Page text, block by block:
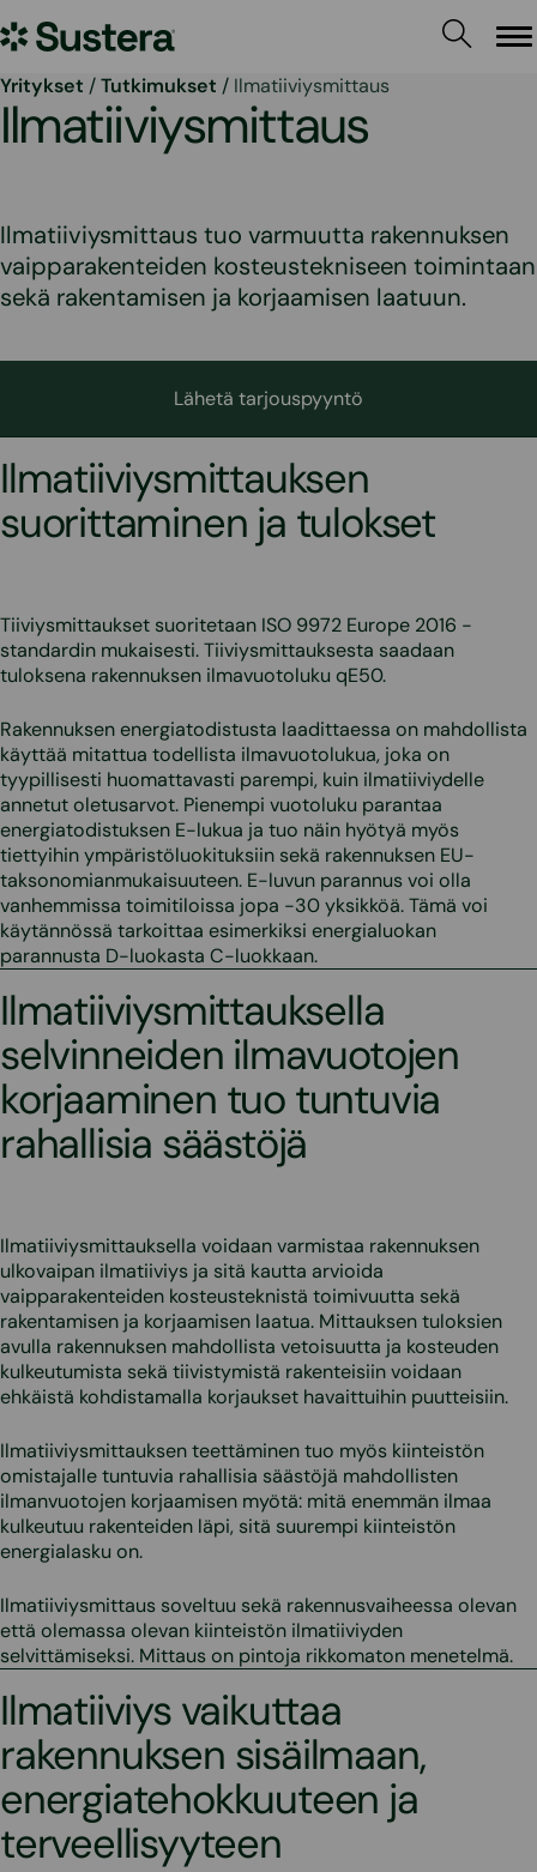
sisältöön
Sustera
Yritykset /Tutkimukset / Ilmatiiviysmittaus
Ilmatiiviysmittaus
Ilmatiiviysmittaus tuo varmuutta rakennuksen
vaipparakenteiden kosteustekniseen toimintaan
sekä rakentamisen ja korjaamisen laatuun.
Lähetä tarjouspyyntö
Ilmatiiviysmittauksen
suorittaminen ja tulokset
Tiiviysmittaukset suoritetaan ISO 9972 Europe 2016 -
standardin mukaisesti. Tiiviysmittauksesta saadaan
tuloksena rakennuksen ilmavuotoluku qE50.
Rakennuksen energiatodistusta laadittaessa on mahdollista
käyttää mitattua todellista ilmavuotolukua, joka on
tyypillisesti huomattavasti parempi, kuin ilmatiiviydelle
annetut oletusarvot. Pienempi vuotoluku parantaa
energiatodistuksen E-lukua ja tuo näin hyötyä myös
tiettyihin ympäristöluokituksiin sekä rakennuksen EU-
taksonomianmukaisuuteen. E-luvun parannus voi olla
vanhemmissa toimitiloissa jopa -30 yksikköä. Tämä voi
käytännössä tarkoittaa esimerkiksi energialuokan
parannusta D-luokasta C-luokkaan.
Ilmatiiviysmittauksella
selvinneiden ilmavuotojen
korjaaminen tuo tuntuvia
rahallisia säästöjä
Ilmatiiviysmittauksella voidaan varmistaa rakennuksen
ulkovaipan ilmatiiviys ja sitä kautta arvioida
vaipparakenteiden kosteusteknistä toimivuutta sekä
rakentamisen ja korjaamisen laatua. Mittauksen tuloksien
avulla rakennuksen mahdollista vetoisuutta ja kosteuden
kulkeutumista sekä tiivistymistä rakenteisiin voidaan
ehkäistä kohdistamalla korjaukset havaittuihin puutteisiin.
Ilmatiiviysmittauksen teettäminen tuo myös kiinteistön
omistajalle tuntuvia rahallisia säästöjä mahdollisten
ilmanvuotojen korjaamisen myötä: mitä enemmän ilmaa
kulkeutuu rakenteiden läpi, sitä suurempi kiinteistön
energialasku on.
Ilmatiiviysmittaus soveltuu sekä rakennusvaiheessa olevan
että olemassa olevan kiinteistön ilmatiiviyden
selvittämiseksi. Mittaus on pintoja rikkomaton menetelmä.
Ilmatiiviys vaikuttaa
rakennuksen sisäilmaan,
energiatehokkuuteen ja
terveellisyyteen